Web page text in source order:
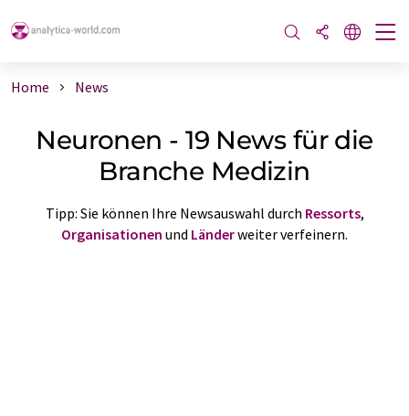
Home News
Neuronen - 19 News für die
Branche Medizin
Tipp: Sie können Ihre Newsauswahl durch Ressorts,
Organisationen und Länderweiter verfeinern.